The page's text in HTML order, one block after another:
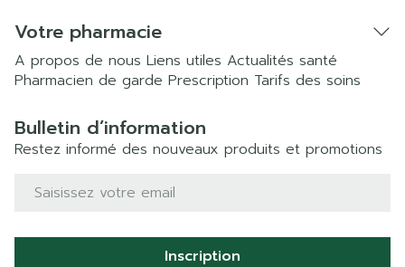
Votre pharmacie
A propos de nous Liens utiles Actualités santé
Pharmacien de garde Prescription Tarifs des soins
Bulletin d’information
Restez informé des nouveaux produits et promotions
Adresse mail
Inscription